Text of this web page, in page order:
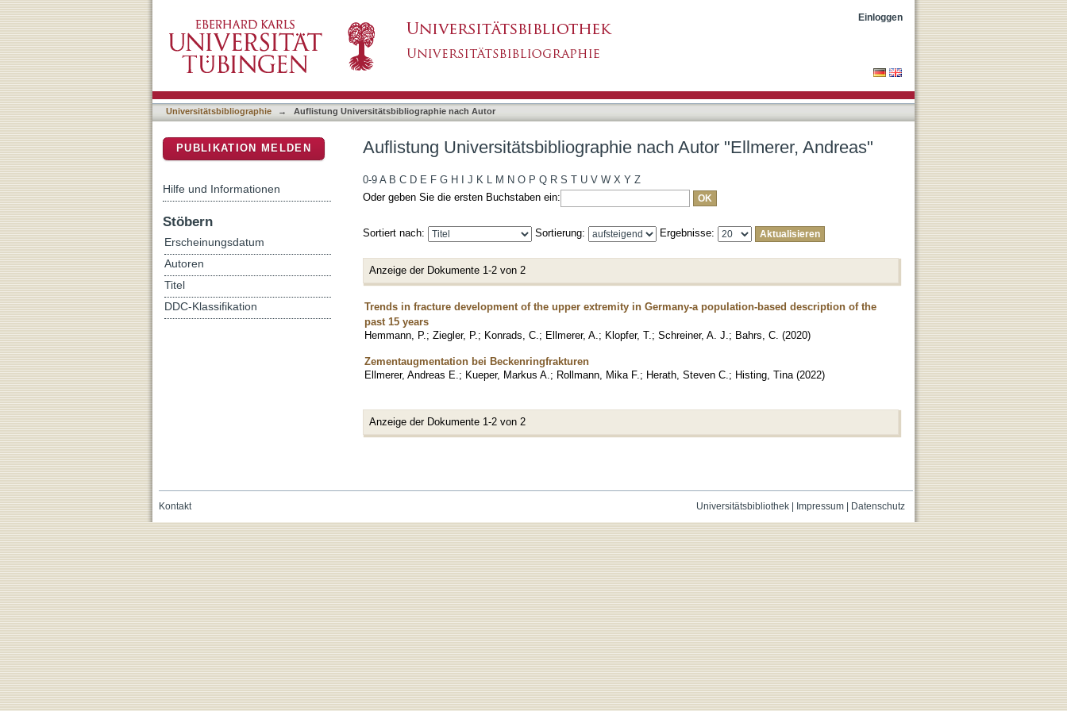
Einloggen
Universitätsbibliographie → Auflistung Universitätsbibliographie nach Autor
Auflistung Universitätsbibliographie nach Autor "Ellmerer, Andreas"
0-9 A B C D E F G H J K L M N O P Q R S T U V W X Y Z
Oder geben Sie die ersten Buchstaben ein:
Sortiert nach: Sortierung: Ergebnisse:
Anzeige der Dokumente 1-2 von 2
Trends in fracture development of the upper extremity in Germany-a population-based description of the
past 15 years
Hemmann, P. ; Ziegler, P. ; Konrads, C. ; Ellmerer, A. ; Klopfer, T. ; Schreiner, A. J. ; Bahrs, C. (2020)
Zementaugmentation bei Beckenringfrakturen
Ellmerer, Andreas E. ; Kueper, Markus A. ; Rollmann, Mika F. ; Herath, Steven C. ; Histing, Tina (2022)
Anzeige der Dokumente 1-2 von 2
PUBLIKATION MELDEN
Hilfe und Informationen
Stöbern
Erscheinungsdatum
Autoren
Titel
DDC-Klassifikation
Universitätsbibliothek| Impressum| Datenschutz
Kontakt